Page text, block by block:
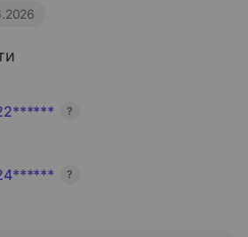
?
?